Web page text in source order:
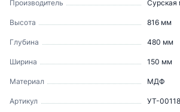
Производитель Сурская
Высота 816 мм
Глубина 480 мм
Ширина 150 мм
Материал МДФ
Артикул УТ-